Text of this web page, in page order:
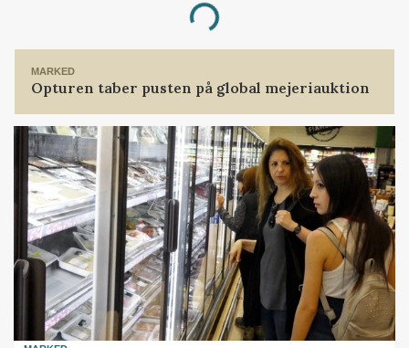
Loading...
MARKED
Opturen taber pusten på global mejeriauktion